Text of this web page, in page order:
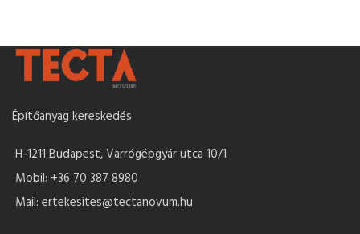
Építőanyag kereskedés.
H-1211 Budapest, Varrógépgyár utca 10/1
Mobil: +36 70 387 8980
Mail: ertekesites@tectanovum.hu